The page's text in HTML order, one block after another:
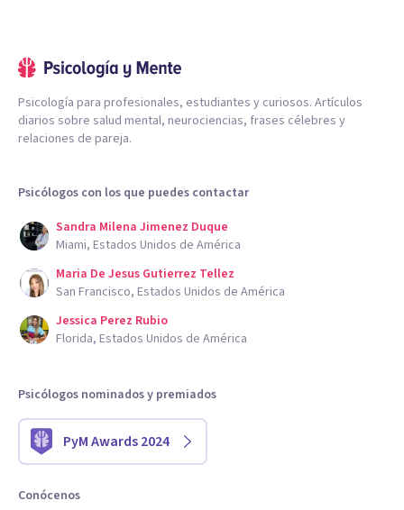
Psicología para profesionales, estudiantes y curiosos. Artículos
diarios sobre salud mental, neurociencias, frases célebres y
relaciones de pareja.
Psicólogos con los que puedes contactar
Sandra Milena Jimenez Duque
Miami, Estados Unidos de América
Maria De Jesus Gutierrez Tellez
San Francisco, Estados Unidos de América
Jessica Perez Rubio
Florida, Estados Unidos de América
Psicólogos nominados y premiados
PyM Awards 2024
Conócenos